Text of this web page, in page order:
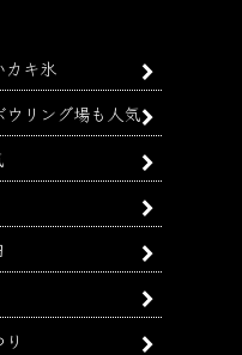
キ氷
リング場も人気